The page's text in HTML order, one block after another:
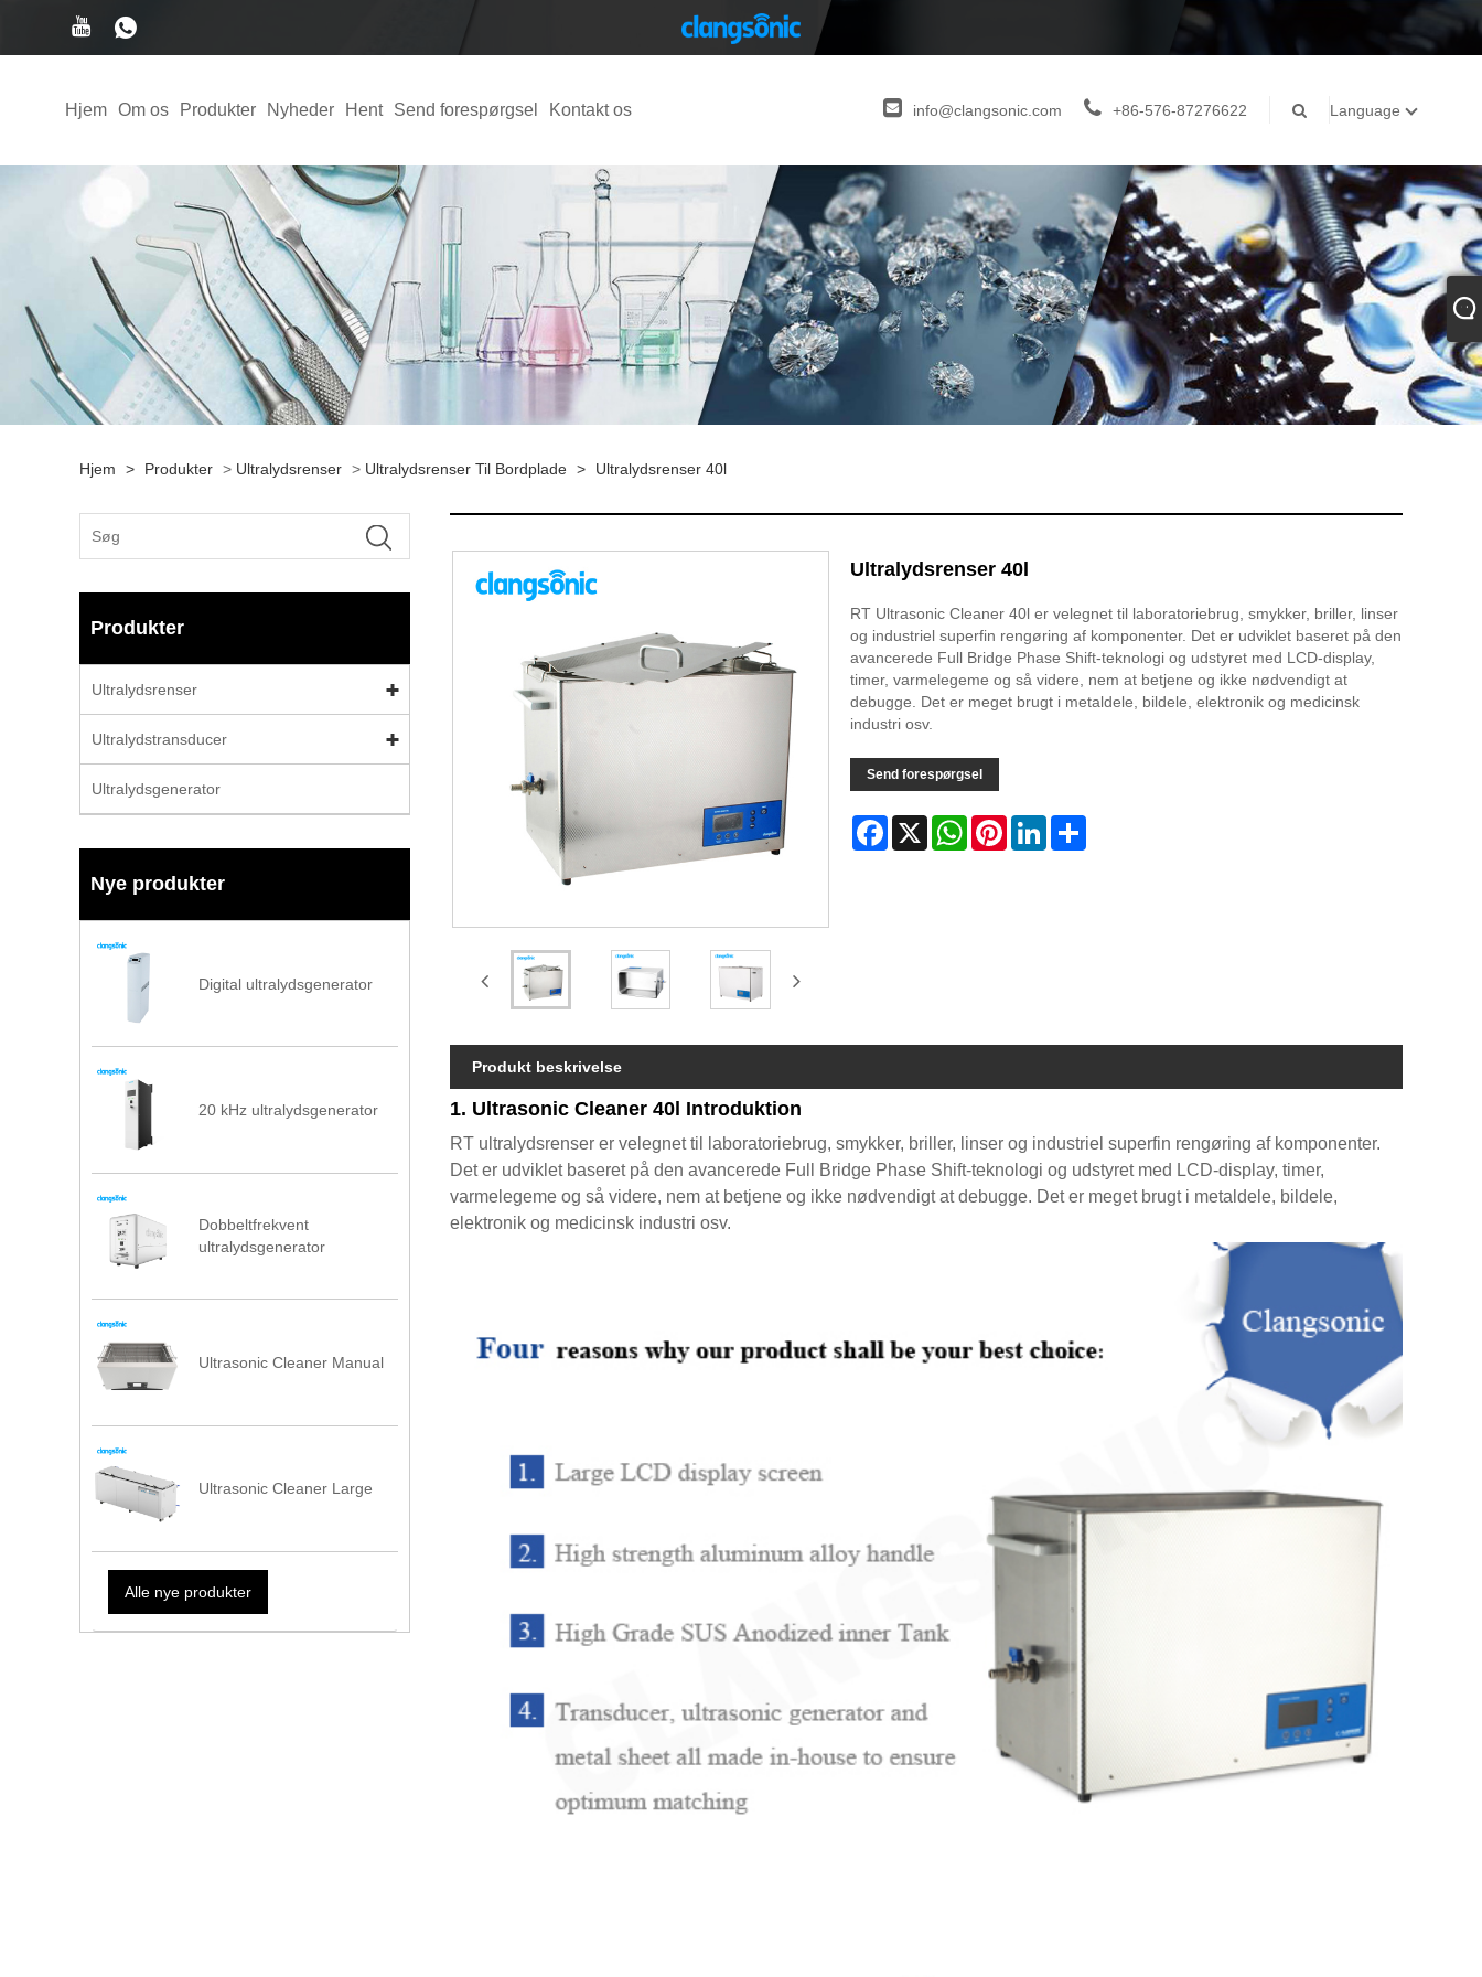
Hjem Om os Produkter Nyheder Hent Send forespørgsel Kontakt os info@clangsonic.com +86-576-87276622 Language
Hjem > Produkter > Ultralydsrenser > Ultralydsrenser Til Bordplade > Ultralydsrenser 40l
Produkter
Ultralydsrenser
Ultralydstransducer
Ultralydsgenerator
Nye produkter
Digital ultralydsgenerator
20 kHz ultralydsgenerator
Dobbeltfrekvent
ultralydsgenerator
Ultrasonic Cleaner Manual
Ultrasonic Cleaner Large
Alle nye produkter
Ultralydsrenser 40l
RT Ultrasonic Cleaner 40l er velegnet til laboratoriebrug, smykker, briller, linser
og industriel superfin rengøring af komponenter. Det er udviklet baseret på den
avancerede Full Bridge Phase Shift-teknologi og udstyret med LCD-display,
timer, varmelegeme og så videre, nem at betjene og ikke nødvendigt at
debugge. Det er meget brugt i metaldele, bildele, elektronik og medicinsk
industri osv.
Send forespørgsel
Facebook
X WhatsAppPinterestLinkedInShare
Produkt beskrivelse
1. Ultrasonic Cleaner 40l Introduktion
RT ultralydsrenser er velegnet til laboratoriebrug, smykker, briller, linser og industriel superfin rengøring af komponenter.
Det er udviklet baseret på den avancerede Full Bridge Phase Shift-teknologi og udstyret med LCD-display, timer,
varmelegeme og så videre, nem at betjene og ikke nødvendigt at debugge. Det er meget brugt i metaldele, bildele,
elektronik og medicinsk industri osv.